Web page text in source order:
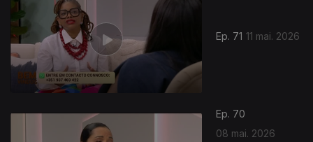
Ep. 71 11 mai. 2026
Ep. 70
08 mai. 2026